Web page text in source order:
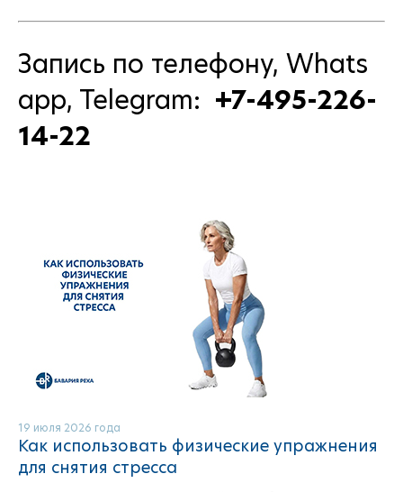
Запись по телефону, Whats
app, Telegram: +7-495-226-
14-22
19 июля 2026 года
Как использовать физические упражнения
для снятия стресса